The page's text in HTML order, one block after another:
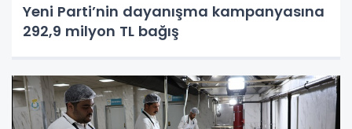
Yeni Parti’nin dayanışma kampanyasına
292,9 milyon TL bağış